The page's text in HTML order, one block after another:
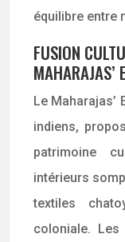
équilibre entre
FUSION
MAHARAJAS’
Le Maharajas’
indiens,
patrimoine
intérieurs
textiles
coloniale. Les